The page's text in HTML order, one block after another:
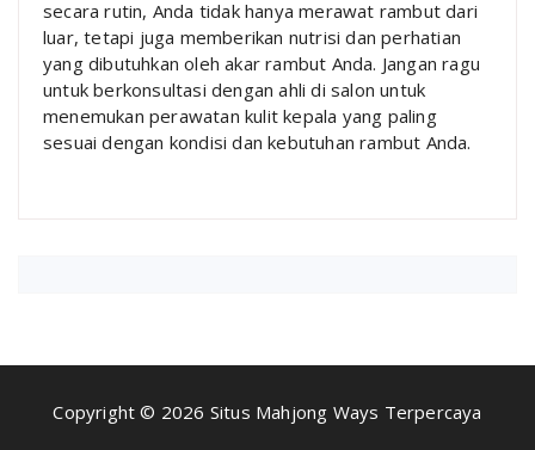
secara rutin, Anda tidak hanya merawat rambut dari
luar, tetapi juga memberikan nutrisi dan perhatian
yang dibutuhkan oleh akar rambut Anda. Jangan ragu
untuk berkonsultasi dengan ahli di salon untuk
menemukan perawatan kulit kepala yang paling
sesuai dengan kondisi dan kebutuhan rambut Anda.
Copyright © 2026 Situs Mahjong Ways Terpercaya